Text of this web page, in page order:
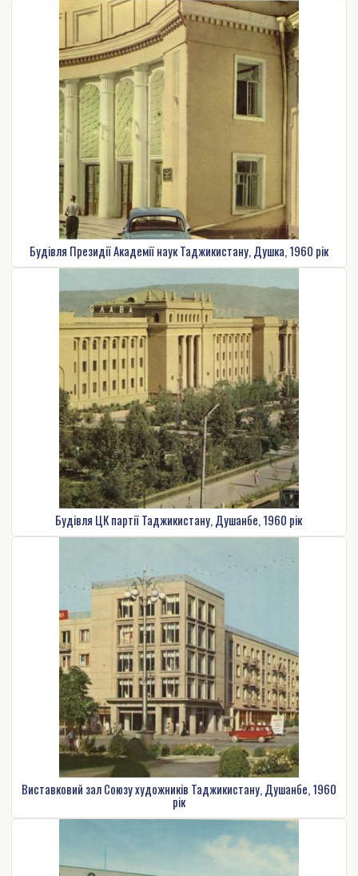
Будівля Президії Академії наук Таджикистану, Душка, 1960 рік
Будівля ЦК партії Таджикистану, Душанбе, 1960 рік
Виставковий зал Союзу художників Таджикистану, Душанбе, 1960
рік